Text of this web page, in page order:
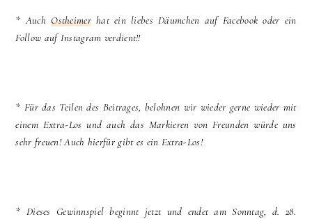
* AuchOstheimerhat ein liebes Däumchen auf Facebook oder ein
Follow auf Instagram verdient!!
* Für das Teilen des Beitrages, belohnen wir wieder gerne wieder mit
einem Extra-Los und auch das Markieren von Freunden würde uns
sehr freuen! Auch hierfür gibt es ein Extra-Los!
* Dieses Gewinnspiel beginnt jetzt und endet am Sonntag, d. 28.